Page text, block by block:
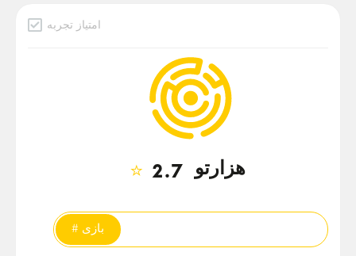
امتیاز تجربه
هزارتو ⭐ 2.7
# بازی